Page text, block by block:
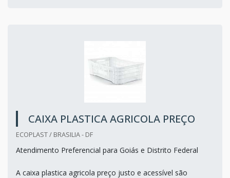
CAIXA PLASTICA AGRICOLA PREÇO
ECOPLAST / BRASILIA - DF
Atendimento Preferencial para Goiás e Distrito Federal
A caixa plastica agricola preço justo e acessível são